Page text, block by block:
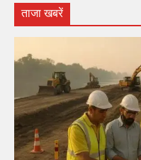
ताजा खबरें